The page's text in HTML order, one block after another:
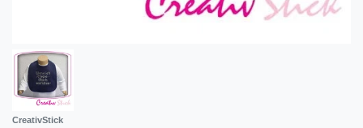
CreativStick